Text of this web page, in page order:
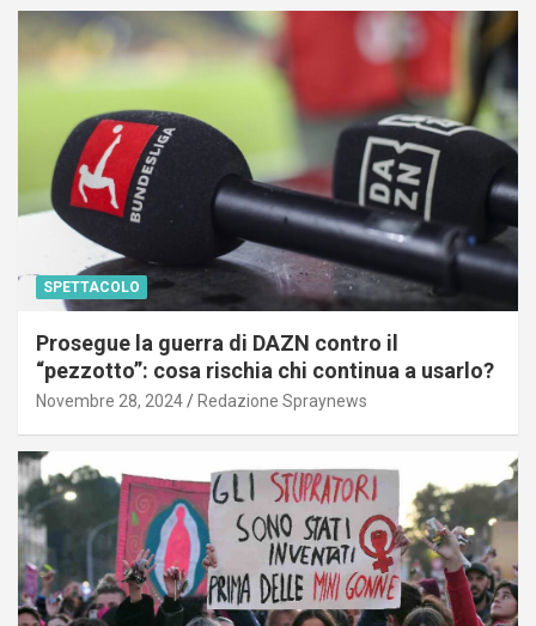
SPETTACOLO
Prosegue la guerra di DAZN contro il
“pezzotto”: cosa rischia chi continua a usarlo?
Novembre 28, 2024 Redazione Spraynews